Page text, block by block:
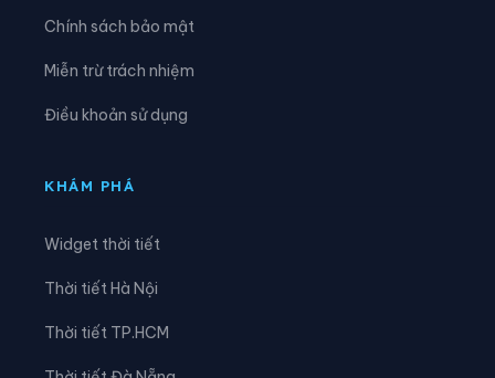
Xã Mỹ Thạnh
Chính sách bảo mật
Miễn trừ trách nhiệm
Điều khoản sử dụng
KHÁM PHÁ
Widget thời tiết
Thời tiết Hà Nội
Thời tiết TP.HCM